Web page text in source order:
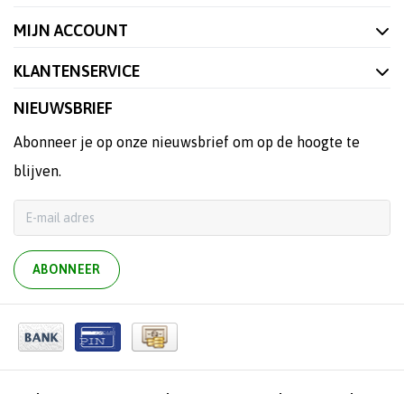
MIJN ACCOUNT
KLANTENSERVICE
NIEUWSBRIEF
Abonneer je op onze nieuwsbrief om op de hoogte te
blijven.
ABONNEER